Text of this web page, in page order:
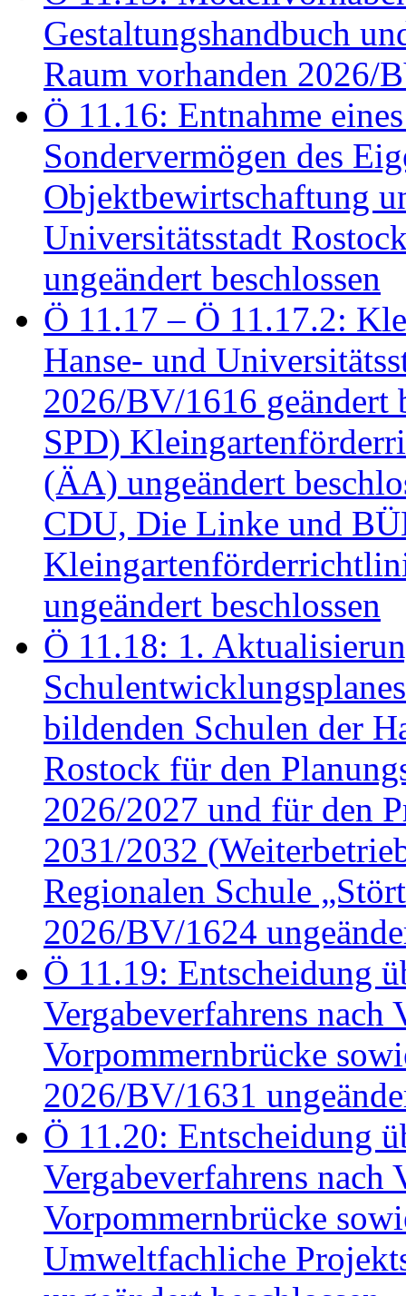
Gestaltungshandbuch
Raum vorhanden 2026/
Ö 11.16: Entnahme
Sondervermögen des
Objektbewirtschaftung
Universitätsstadt
ungeändert beschlossen
Ö 11.17 – Ö 11.17.2:
Hanse- und
2026/BV/1616 geändert
SPD)
(ÄA) ungeändert
CDU, Die Linke und
ungeändert beschlossen
Ö 11.18: 1.
bildenden Schulen der
Rostock für den
2026/2027 und für den
2031/2032
Regionalen Schule
2026/BV/1624
Ö 11.19: Entscheidung
Vergabeverfahrens
Vorpommernbrücke
2026/BV/1631
Ö 11.20: Entscheidung
Vergabeverfahrens
Vorpommernbrücke
Umweltfachliche